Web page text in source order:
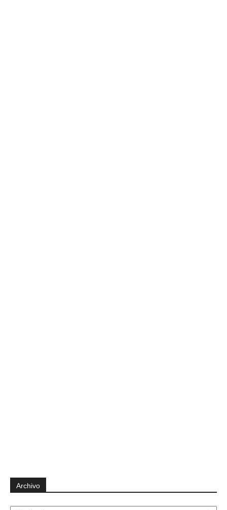
Archivo
Archivo